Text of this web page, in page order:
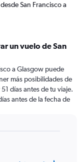
San Francisco a
un vuelo de San
a Glasgow puede
más posibilidades de
días antes de tu viaje.
antes de la fecha de